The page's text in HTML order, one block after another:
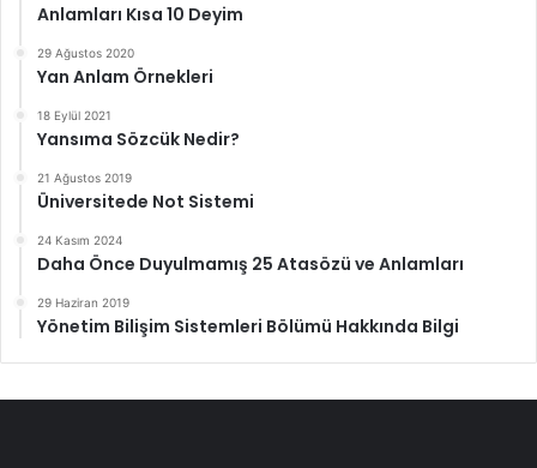
Anlamları Kısa 10 Deyim
29 Ağustos 2020
Yan Anlam Örnekleri
18 Eylül 2021
Yansıma Sözcük Nedir?
21 Ağustos 2019
Üniversitede Not Sistemi
24 Kasım 2024
Daha Önce Duyulmamış 25 Atasözü ve Anlamları
29 Haziran 2019
Yönetim Bilişim Sistemleri Bölümü Hakkında Bilgi